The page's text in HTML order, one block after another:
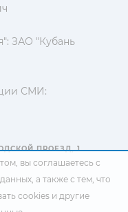
ЗАО "Кубань
СМИ:
ПРОЕЗД, 1
вы соглашаетесь с
, а также с тем, что
cookies и другие